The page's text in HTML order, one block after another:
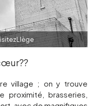
village ; on y trouve
proximité, brasseries,